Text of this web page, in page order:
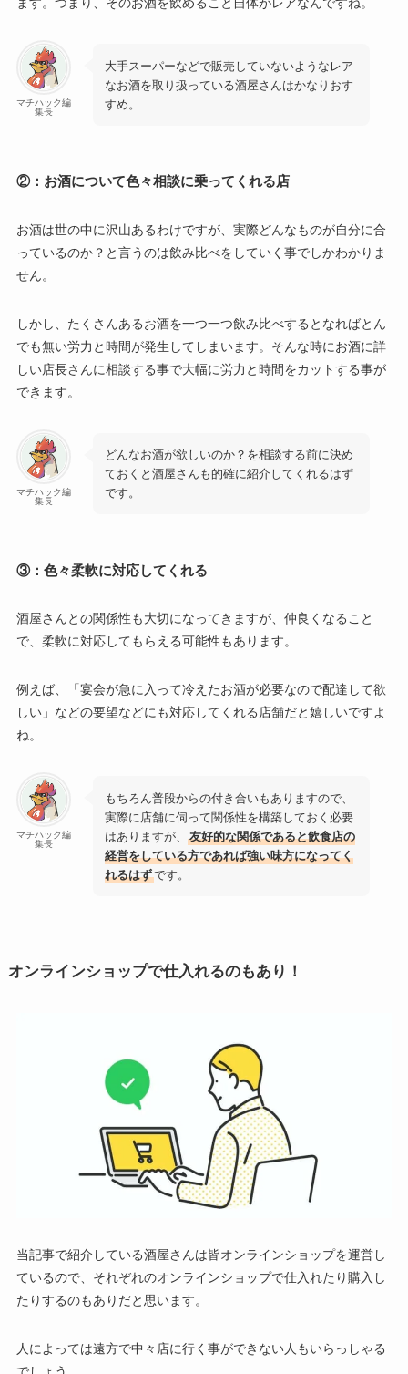
ます。つまり、そのお酒を飲めること自体がレアなんですね。
マチハック編
集長
大手スーパーなどで販売していないようなレア
なお酒を取り扱っている酒屋さんはかなりおす
すめ。
②：お酒について色々相談に乗ってくれる店
お酒は世の中に沢山あるわけですが、実際どんなものが自分に合
っているのか？と言うのは飲み比べをしていく事でしかわかりま
せん。
しかし、たくさんあるお酒を一つ一つ飲み比べするとなればとん
でも無い労力と時間が発生してしまいます。そんな時にお酒に詳
しい店長さんに相談する事で大幅に労力と時間をカットする事が
できます。
マチハック編
集長
どんなお酒が欲しいのか？を相談する前に決め
ておくと酒屋さんも的確に紹介してくれるはず
です。
③：色々柔軟に対応してくれる
酒屋さんとの関係性も大切になってきますが、仲良くなること
で、柔軟に対応してもらえる可能性もあります。
例えば、「宴会が急に入って冷えたお酒が必要なので配達して欲
しい」などの要望などにも対応してくれる店舗だと嬉しいですよ
ね。
マチハック編
集長
もちろん普段からの付き合いもありますので、
実際に店舗に伺って関係性を構築しておく必要
はありますが、友好的な関係であると飲食店の
経営をしている方であれば強い味方になってく
れるはずです。
オンラインショップで仕入れるのもあり！
当記事で紹介している酒屋さんは皆オンラインショップを運営し
ているので、それぞれのオンラインショップで仕入れたり購入し
たりするのもありだと思います。
人によっては遠方で中々店に行く事ができない人もいらっしゃる
でしょう。